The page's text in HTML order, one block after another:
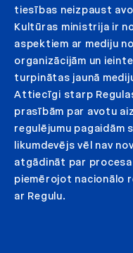
tiesības neizpaust
Kultūras ministrija ir
aspektiem ar mediju
organizācijām un
turpinātas jaunā
Attiecīgi starp
prasībām par avotu
regulējumu pagaidām
likumdevējs vēl nav
atgādināt par
piemērojot nacionālo
ar Regulu.